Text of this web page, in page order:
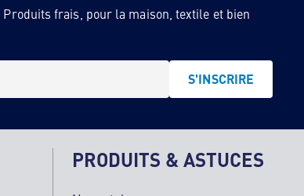
frais, pour la maison, textile et bien
S'INSCRIRE
PRODUITS & ASTUCES